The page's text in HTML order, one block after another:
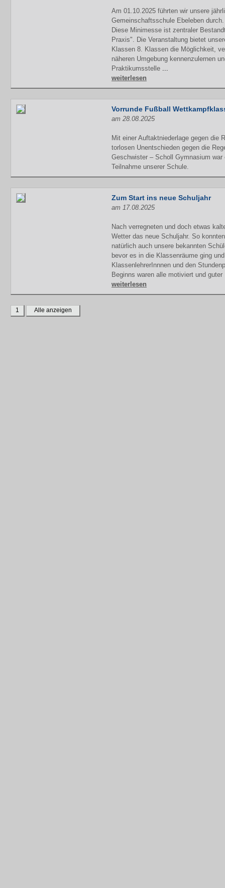
Am 01.10.2025 führten wir unsere
Gemeinschaftsschule Ebeleben durch.
Diese Minimesse ist zentraler
Praxis". Die Veranstaltung bietet
Klassen 8. Klassen die Möglichkeit,
näheren Umgebung kennenzulernen
Praktikumsstelle ...
weiterlesen
Vorrunde Fußball
am 28.08.2025
Mit einer Auftaktniederlage gegen die
torlosen Unentschieden gegen die
Geschwister – Scholl Gymnasium
Teilnahme unserer Schule.
Zum Start ins neue Schuljahr
am 17.08.2025
Nach verregneten und doch etwas
Wetter das neue Schuljahr. So
natürlich auch unsere bekannten
bevor es in die Klassenräume ging
KlassenlehrerInnnen und den
Beginns waren alle motiviert und
weiterlesen
1 Alle anzeigen